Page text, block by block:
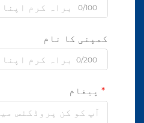
0/100
کمپنی کا نام
0/200
پیغام